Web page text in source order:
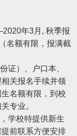
年3月, 秋季报
名额有限，报满截
证）、户口本、
关报名手续并领
名额有限，到校
专业。
学校特提供新生
前联系方便安排